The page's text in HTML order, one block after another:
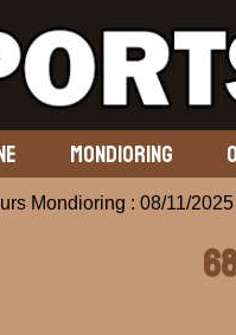
MONDIORING
Mondioring : 08/11/